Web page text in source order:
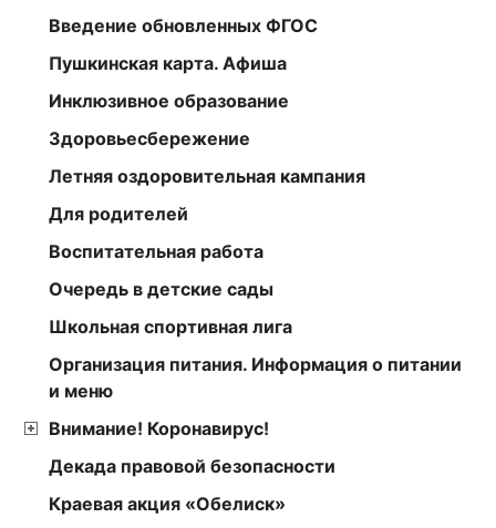
Введение обновленных ФГОС
Пушкинская карта. Афиша
Инклюзивное образование
Здоровьесбережение
Летняя оздоровительная кампания
Для родителей
Воспитательная работа
Очередь в детские сады
Школьная спортивная лига
Организация питания. Информация о питании
и меню
Внимание! Коронавирус!
Декада правовой безопасности
Краевая акция «Обелиск»